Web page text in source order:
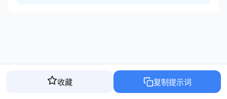
收藏 复制提示词